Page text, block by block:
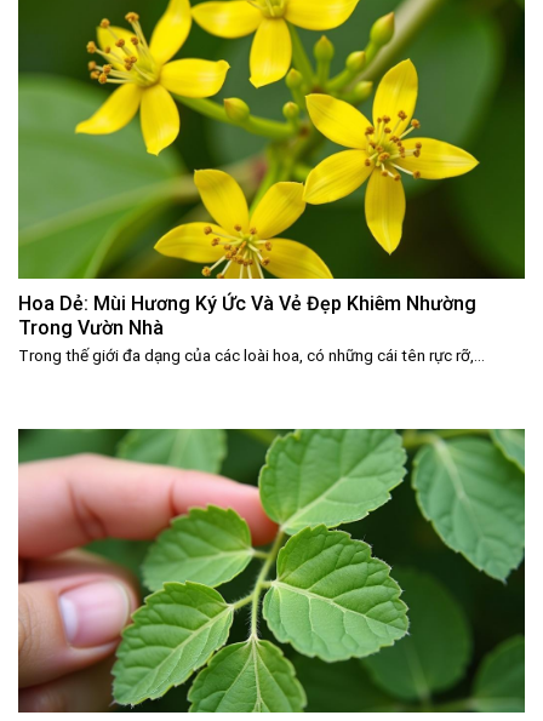
Hoa Dẻ: Mùi Hương Ký Ức Và Vẻ Đẹp Khiêm Nhường
Trong Vườn Nhà
Trong thế giới đa dạng của các loài hoa, có những cái tên rực rỡ,...